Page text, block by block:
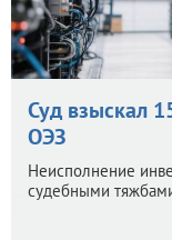
Суд взыскал
ОЭЗ
Неисполнение
судебными